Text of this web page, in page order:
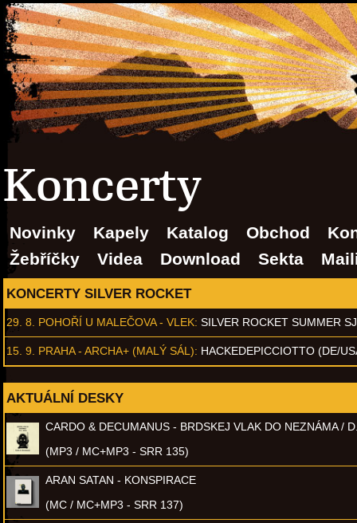
Koncerty
Novinky Kapely Katalog Obchod
Žebříčky
Videa Download Sekta
KONCERTY SILVER ROCKET
29. 8. POHOŘÍ U MALEČOVA - VLEK: SILVER ROCKET SUMMER
15. 9. PRAHA - ARCHA+ (MALÝ SÁL): HACKEDEPICCIOTTO (DE/
AKTUÁLNÍ DESKY
CARDO & DECUMANUS - BRDSKEJ VLAK DO NEZNÁMA /
(MP3 / MC+MP3 - SRR 135)
ARAN SATAN - KONSPIRACE
(MC / MC+MP3 - SRR 137)